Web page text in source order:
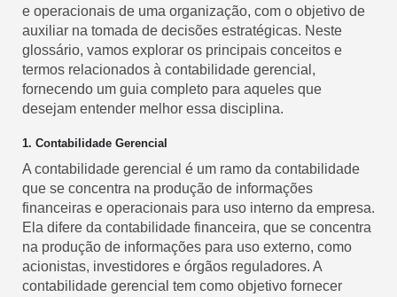
e operacionais de uma organização, com o objetivo de
auxiliar na tomada de decisões estratégicas. Neste
glossário, vamos explorar os principais conceitos e
termos relacionados à contabilidade gerencial,
fornecendo um guia completo para aqueles que
desejam entender melhor essa disciplina.
1. Contabilidade Gerencial
A contabilidade gerencial é um ramo da contabilidade
que se concentra na produção de informações
financeiras e operacionais para uso interno da empresa.
Ela difere da contabilidade financeira, que se concentra
na produção de informações para uso externo, como
acionistas, investidores e órgãos reguladores. A
contabilidade gerencial tem como objetivo fornecer